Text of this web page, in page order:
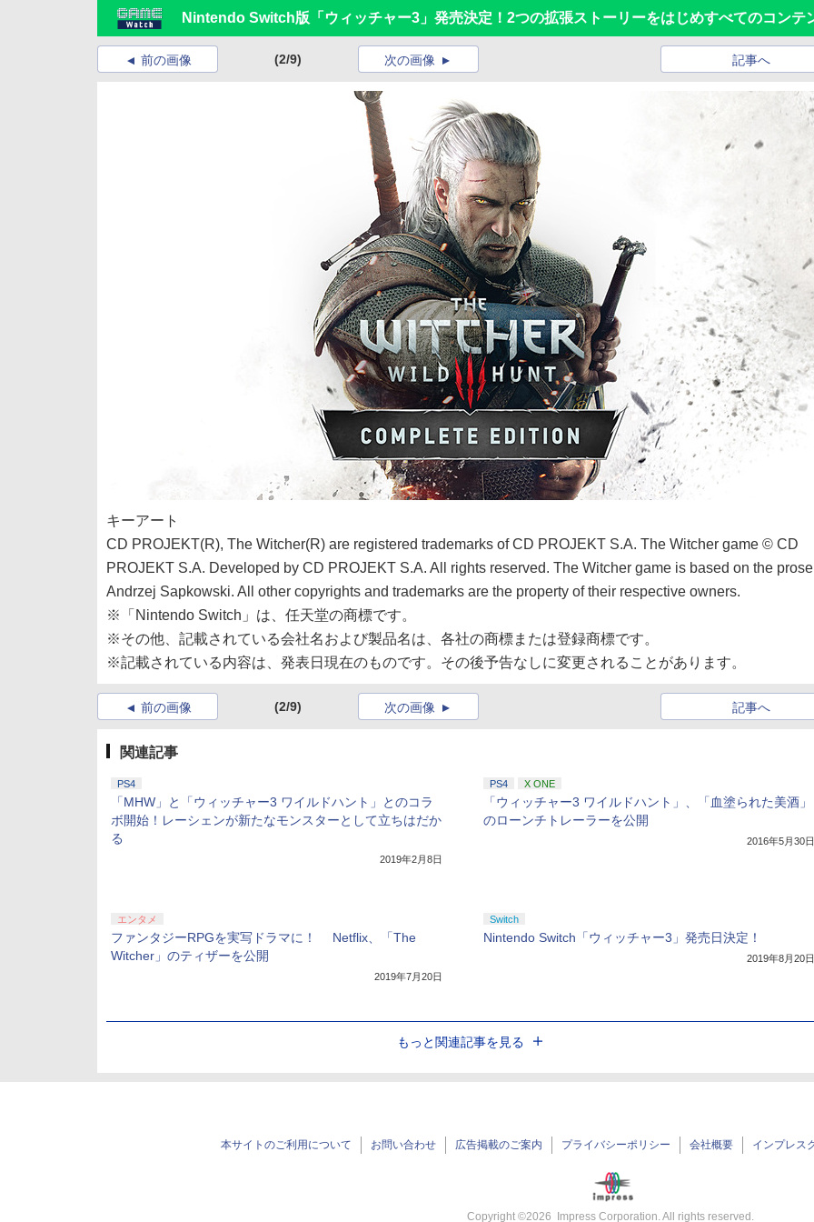
Nintendo Switch版「ウィッチャー3」発売決定！2つの拡張ストーリーをはじめすべてのコンテ
前の画像 (2/9) 次の画像 記事へ
キーアート
CD PROJEKT(R), The Witcher(R) are registered trademarks of CD PROJEKT S.A. The Witcher game © CD
PROJEKT S.A. Developed by CD PROJEKT S.A. All rights reserved. The Witcher game is based on the
Andrzej Sapkowski. All other copyrights and trademarks are the property of their respective owners.
※「Nintendo Switch」は、任天堂の商標です。
※その他、記載されている会社名および製品名は、各社の商標または登録商標です。
※記載されている内容は、発表日現在のものです。その後予告なしに変更されることがあります。
前の画像 (2/9) 次の画像 記事へ
関連記事
PS4
「MHW」と「ウィッチャー3 ワイルドハント」とのコラ
ボ開始！レーシェンが新たなモンスターとして立ちはだか
る
2019年2月8日
PS4 X ONE
「ウィッチャー3 ワイルドハント」、「血塗られた美酒」
のローンチトレーラーを公開
2016年5月30日
エンタメ
ファンタジーRPGを実写ドラマに！ Netflix、「The
Witcher」のティザーを公開
2019年7月20日
Switch
Nintendo Switch「ウィッチャー3」発売日決定！
2019年8月20日
もっと関連記事を見る
本サイトのご利用について お問い合わせ 広告掲載のご案内 プライバシーポリシー 会社概要 インプレス
Copyright ©2026 Impress Corporation. All rights reserved.